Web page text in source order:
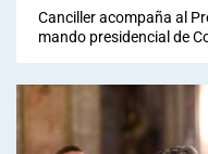
Canciller acompaña al
mando presidencial de